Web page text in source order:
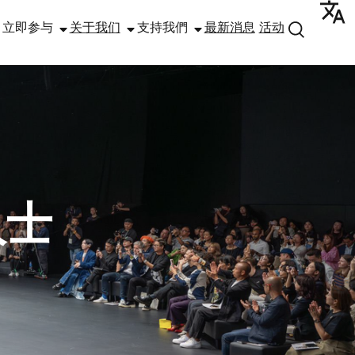
立即参与 关于我们 支持我們 最新消息 活动